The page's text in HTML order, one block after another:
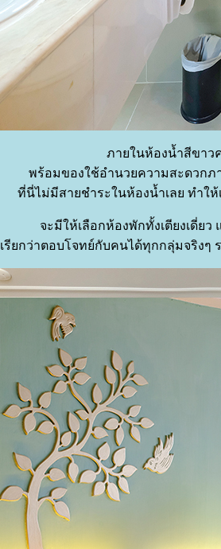
ภายในห้องน้ำสีขาว
พร้อมของใช้อำนวยความสะดวกภ
ที่นี่ไม่มีสายชำระในห้องน้ำเลย ทำใ
จะมีให้เลือกห้องพักทั้งเตียงเดี่ย
เรียกว่าตอบโจทย์กับคนได้ทุกกลุ่มจริงๆ